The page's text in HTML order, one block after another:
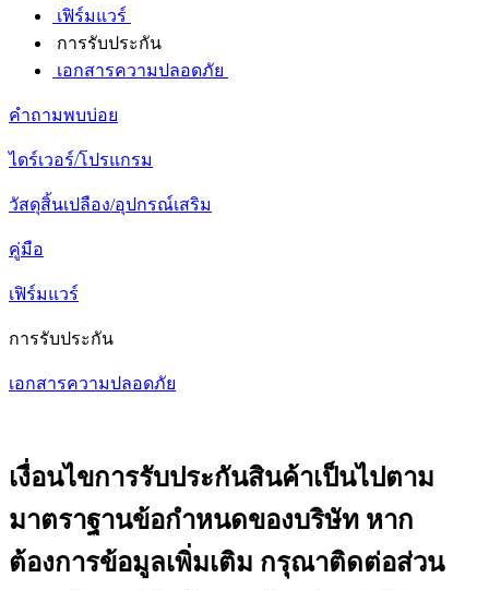
เฟิร์มแวร์
การรับประกัน
เอกสารความปลอดภัย
คำถามพบบ่อย
ไดร์เวอร์/โปรแกรม
วัสดุสิ้นเปลือง/อุปกรณ์เสริม
คู่มือ
เฟิร์มแวร์
การรับประกัน
เอกสารความปลอดภัย
เงื่อนไขการรับประกันสินค้าเป็นไปตาม
มาตราฐานข้อกำหนดของบริษัท หาก
ต้องการข้อมูลเพิ่มเติม กรุณาติดต่อส่วน